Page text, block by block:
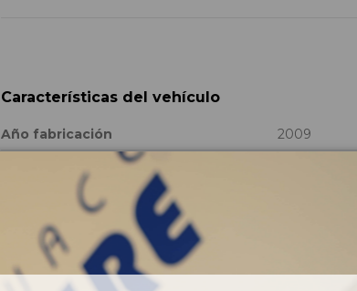
Características del vehículo
Año fabricación
2009
Combustible